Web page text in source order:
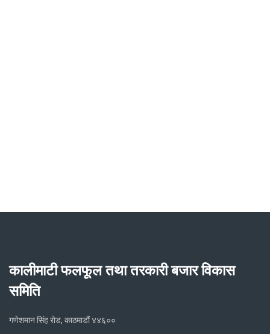
कालीमाटी फलफूल तथा तरकारी बजार विकास
समिति
गणेशमान सिंह रोड, काठमाडौं ४४६००